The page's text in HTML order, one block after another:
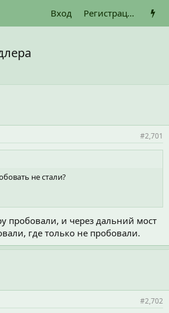
Вход Регистрация
#2,701
не стали?
пробовали, и через дальний мост
где только не пробовали.
#2,702